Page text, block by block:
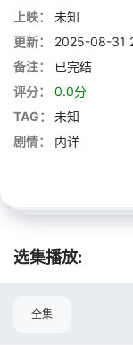
上映：
未知
更新：
2025-08-31
备注：
已完结
评分：
0.0分
TAG：
未知
剧情：
内详
选集播放:
全集